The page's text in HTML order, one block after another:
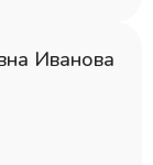
свою
ситуации и
а
чтобы
Иванова